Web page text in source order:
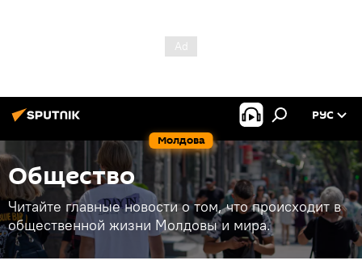
Молдова
РУС
Общество
Читайте главные новости о том, что происходит в
общественной жизни Молдовы и мира.